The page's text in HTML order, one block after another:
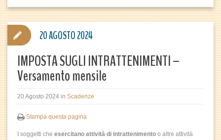
IMPOSTA SUGLI INTRATTENIMENTI –
Versamento mensile
20 Agosto 2024 in Scadenze
Stampa questa pagina
I soggetti che esercitano attività di intrattenimento o altre attività
20 AGOSTO 2024